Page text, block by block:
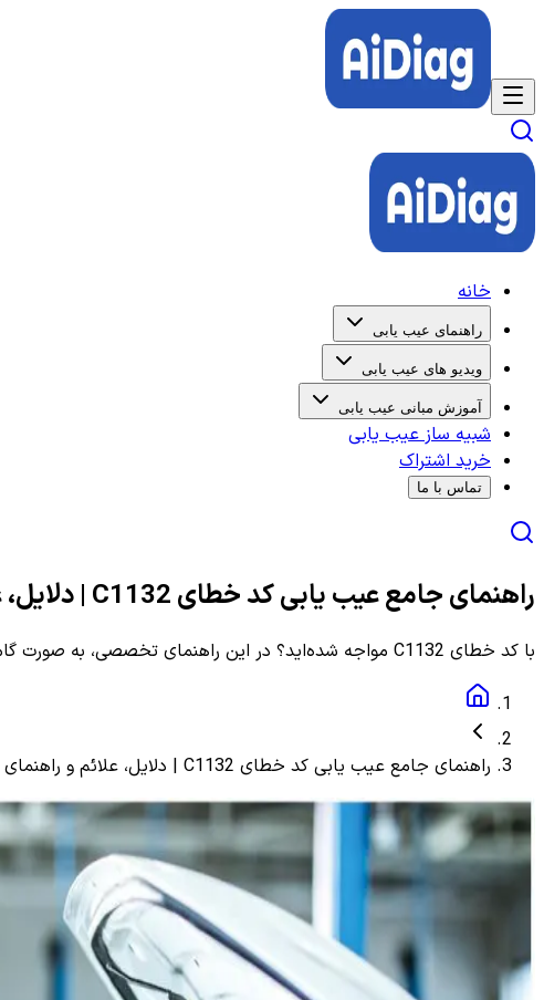
خانه
راهنمای عیب یابی
ویدیو های عیب یابی
آموزش مبانی عیب یابی
شبیه ساز عیب یابی
خرید اشتراک
تماس با ما
راهنمای جامع عیب یابی کد خطای C1132 | دلایل، علائم و راهنمای مرحله به مرحله
با کد خطای C1132 مواجه شده‌اید؟ در این راهنمای تخصصی، به صورت گام به گام با دلایل، علائم و روش‌های دقیق عیب یابی و رفع این ارور آشنا شوید.
راهنمای جامع عیب یابی کد خطای C1132 | دلایل، علائم و راهنمای مرحله به مرحله